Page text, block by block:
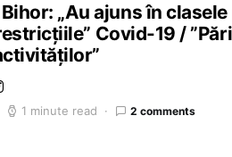
„Au ajuns în
Covid-19 /
1 minute read 2 comments